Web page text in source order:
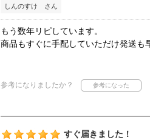
しんのすけ さん
もう数年リピしています。
商品もすぐに手配していただけ発送も
参考になりましたか？
すぐ届きました！